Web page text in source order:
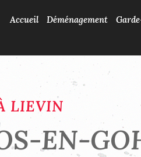
Accueil Déménagement
LIEVIN
EN-